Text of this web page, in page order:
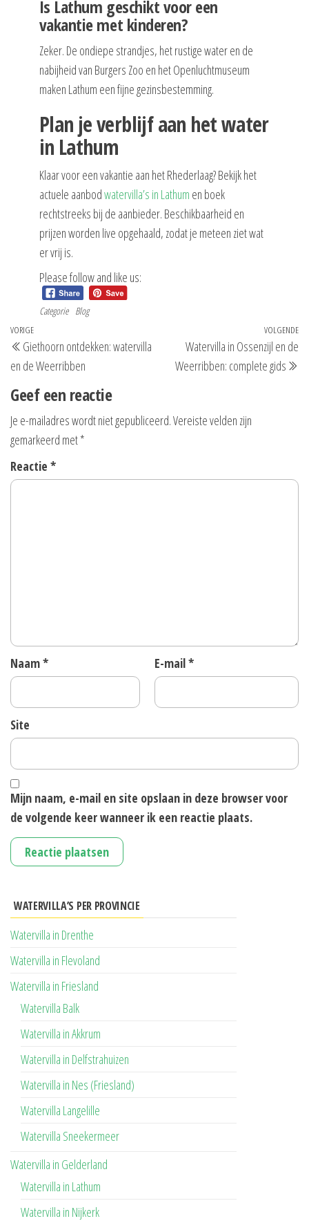
Is Lathum geschikt voor een
vakantie met kinderen?
Zeker. De ondiepe strandjes, het rustige water en de
nabijheid van Burgers Zoo en het Openluchtmuseum
maken Lathum een fijne gezinsbestemming.
Plan je verblijf aan het water
in Lathum
Klaar voor een vakantie aan het Rhederlaag? Bekijk het
actuele aanbodwatervilla’s in Lathum en boek
rechtstreeks bij de aanbieder. Beschikbaarheid en
prijzen worden live opgehaald, zodat je meteen ziet wat
er vrij is.
Please follow and like us:
Categorie Blog
Bericht
navigatie
Vorig
bericht
VORIGE
Giethoorn ontdekken: watervilla
en de Weerribben
VOLGENDE
Watervilla in Ossenzijl en de
Weerribben: complete gids
Geef een reactie
Je e-mailadres wordt niet gepubliceerd.Vereiste velden zijn
gemarkeerd met*
Reactie *
Naam* E-mail*
Site
Mijn naam, e-mail en site opslaan in deze browser voor
de volgende keer wanneer ik een reactie plaats.
WATERVILLA’S PER PROVINCIE
Watervilla in Drenthe
Watervilla in Flevoland
Watervilla in Friesland
Watervilla Balk
Watervilla in Akkrum
Watervilla in Delfstrahuizen
Watervilla in Nes (Friesland)
Watervilla Langelille
Watervilla Sneekermeer
Watervilla in Gelderland
Watervilla in Lathum
Watervilla in Nijkerk